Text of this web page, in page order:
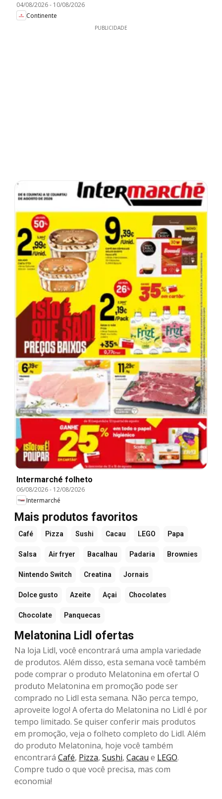
04/08/2026- 10/08/2026
Continente
PUBLICIDADE
Intermarché folheto
06/08/2026- 12/08/2026
Intermarché
Mais produtos favoritos
Café Pizza Sushi Cacau LEGO Papa
Salsa Air fryer Bacalhau Padaria Brownies
Nintendo Switch Creatina Jornais
Dolce gusto Azeite Açai Chocolates
Chocolate Panquecas
Melatonina Lidl ofertas
Na loja Lidl, você encontrará uma ampla variedade
de produtos. Além disso, esta semana você também
pode comprar o produto Melatonina em oferta! O
produto Melatonina em promoção pode ser
comprado no Lidl esta semana. Não perca tempo,
aproveite logo! A oferta do Melatonina no Lidl é por
tempo limitado. Se quiser conferir mais produtos
em promoção, veja o folheto completo do Lidl. Além
do produto Melatonina, hoje você também
encontrará Café, Pizza, Sushi, Cacau e LEGO.
Compre tudo o que você precisa, mas com
economia!